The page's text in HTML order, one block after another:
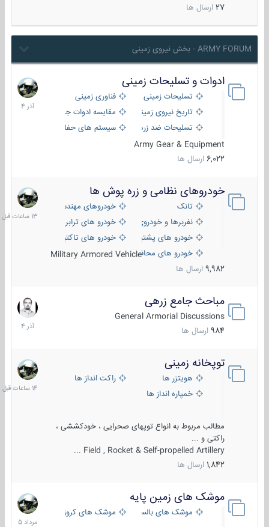
27 ارسال ها
ARMY FORUM - بخش نیروی زمینی
ادوات و تسلیحات زمینی
تسلیحات زمینی
فناوری زمینی
تاریخ نیروی زمینی
مقایسه ادوات جنگی
تسلیحات ضد زره
سیستم های حفاظت فعال
Army Gear & Equipment
6,022 ارسال ها
21
آذر
1404
خودروهای نظامی و زره پوش ها
تانک
خودروهای مهندسی
نفربرها و خودروی های رزمی پیاده نظام
خودرو های ترابری نظامی
خودرو های پشتیبانی آتش ، شناسایی و ضد تانک
خودرو های تاکتیکی نظامی
خودرو های محافظت شدهMilitary Armored Vehicle
9,982 ارسال ها
13
ساعات
قبل
مباحث جامع زرهی
General Armorial Discussions
984 ارسال ها
7
آذر
1404
توپخانه زمینی
هویتزر ها
راکت انداز ها
خمپاره انداز ها
مطالب مربوط به انواع توپهای صحرایی ، خودکششی ،
راکتی و ...
Field , Rocket & Self-propelled Artillery ...
1,842 ارسال ها
14
ساعات
قبل
موشک های زمین پایه
موشک های بالستیک موشک های کروز
2
مرداد
1405